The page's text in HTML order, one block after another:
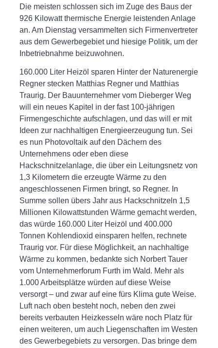
Die meisten schlossen sich im Zuge des Baus der
926 Kilowatt thermische Energie leistenden Anlage
an. Am Dienstag versammelten sich Firmenvertreter
aus dem Gewerbegebiet und hiesige Politik, um der
Inbetriebnahme beizuwohnen.
160.000 Liter Heizöl sparen Hinter der Naturenergie
Regner stecken Matthias Regner und Matthias
Traurig. Der Bauunternehmer vom Dieberger Weg
will ein neues Kapitel in der fast 100-jährigen
Firmengeschichte aufschlagen, und das will er mit
Ideen zur nachhaltigen Energieerzeugung tun. Sei
es nun Photovoltaik auf den Dächern des
Unternehmens oder eben diese
Hackschnitzelanlage, die über ein Leitungsnetz von
1,3 Kilometern die erzeugte Wärme zu den
angeschlossenen Firmen bringt, so Regner. In
Summe sollen übers Jahr aus Hackschnitzeln 1,5
Millionen Kilowattstunden Wärme gemacht werden,
das würde 160.000 Liter Heizöl und 400.000
Tonnen Kohlendioxid einsparen helfen, rechnete
Traurig vor. Für diese Möglichkeit, an nachhaltige
Wärme zu kommen, bedankte sich Norbert Tauer
vom Unternehmerforum Furth im Wald. Mehr als
1.000 Arbeitsplätze würden auf diese Weise
versorgt – und zwar auf eine fürs Klima gute Weise.
Luft nach oben besteht noch, neben den zwei
bereits verbauten Heizkesseln wäre noch Platz für
einen weiteren, um auch Liegenschaften im Westen
des Gewerbegebiets zu versorgen. Das bringe dem